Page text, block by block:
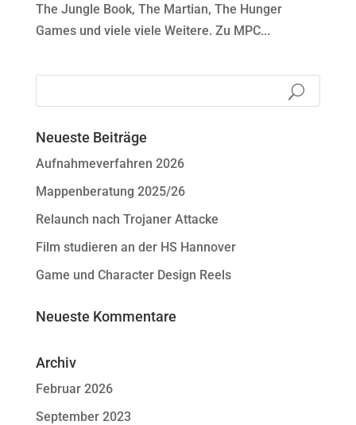
The Jungle Book, The Martian, The Hunger
Games und viele viele Weitere. Zu MPC...
Neueste Beiträge
Aufnahmeverfahren 2026
Mappenberatung 2025/26
Relaunch nach Trojaner Attacke
Film studieren an der HS Hannover
Game und Character Design Reels
Neueste Kommentare
Archiv
Februar 2026
September 2023